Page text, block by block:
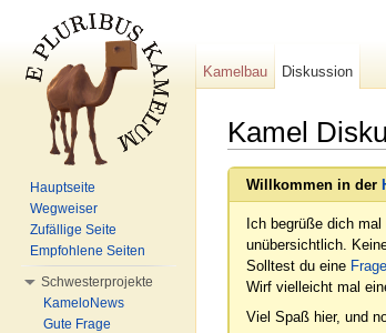
Kamel
Willkommen in der
Ich begrüße dich
unübersichtlich.
Solltest du eine Frage
Wirf vielleicht mal
Viel Spaß hier, und
Kamelbau Diskussion
Hauptseite
Wegweiser
Zufällige Seite
Empfohlene Seiten
Schwesterprojekte
KameloNews
Gute Frage